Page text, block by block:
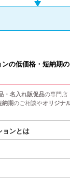
の低価格・短納期
・名入れ販促品の専門店
納期のご相談やオリジナ
ョンとは